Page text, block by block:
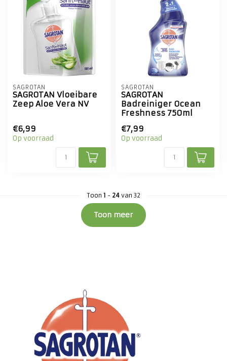
SAGROTAN
SAGROTAN Vloeibare
Zeep Aloe Vera NV
€6,99
Op voorraad
SAGROTAN
SAGROTAN
Badreiniger Ocean
Freshness 750ml
€7,99
Op voorraad
Toon 1 - 24van 32
Toon meer